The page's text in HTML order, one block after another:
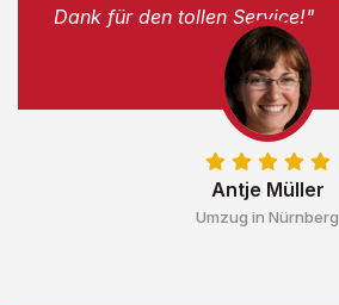
Antje Müller
Umzug in Nürnberg
Dank für den tollen Service!"